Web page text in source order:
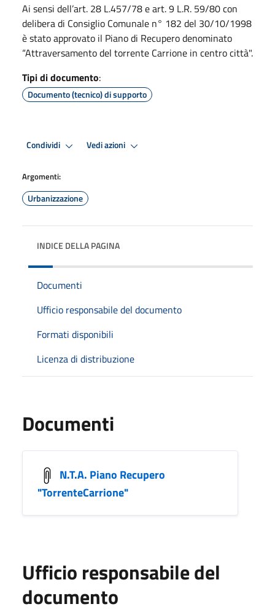
Ai sensi dell’art. 28 L.457/78 e art. 9 L.R. 59/80 con
delibera di Consiglio Comunale n° 182 del 30/10/1998
è stato approvato il Piano di Recupero denominato
“Attraversamento del torrente Carrione in centro città".
Tipi di documento:
Documento (tecnico) di supporto
Condividi Vedi azioni
Argomenti:
Urbanizzazione
INDICE DELLA PAGINA
Documenti
Ufficio responsabile del documento
Formati disponibili
Licenza di distribuzione
Documenti
N.T.A. Piano Recupero
"TorrenteCarrione"
Ufficio responsabile del
documento